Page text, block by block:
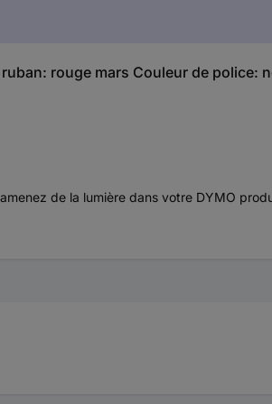
rouge mars Couleur de police:
de la lumière dans votre DYMO